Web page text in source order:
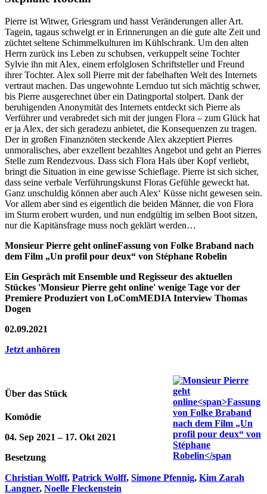
Pierre ist Witwer, Griesgram und hasst Veränderungen aller Art.
Tagein, tagaus schwelgt er in Erinnerungen an die gute alte Zeit und
züchtet seltene Schimmelkulturen im Kühlschrank. Um den alten
Herrn zurück ins Leben zu schubsen, verkuppelt seine Tochter
Sylvie ihn mit Alex, einem erfolglosen Schriftsteller und Freund
ihrer Tochter. Alex soll Pierre mit der fabelhaften Welt des Internets
vertraut machen. Das ungewohnte Lernduo tut sich mächtig schwer,
bis Pierre ausgerechnet über ein Datingportal stolpert. Dank der
beruhigenden Anonymität des Internets entdeckt sich Pierre als
Verführer und verabredet sich mit der jungen Flora – zum Glück hat
er ja Alex, der sich geradezu anbietet, die Konsequenzen zu tragen.
Der in großen Finanznöten steckende Alex akzeptiert Pierres
unmoralisches, aber exzellent bezahltes Angebot und geht an Pierres
Stelle zum Rendezvous. Dass sich Flora Hals über Kopf verliebt,
bringt die Situation in eine gewisse Schieflage. Pierre ist sich sicher,
dass seine verbale Verführungskunst Floras Gefühle geweckt hat.
Ganz unschuldig können aber auch Alex‘ Küsse nicht gewesen sein.
Vor allem aber sind es eigentlich die beiden Männer, die von Flora
im Sturm erobert wurden, und nun endgültig im selben Boot sitzen,
nur die Kapitänsfrage muss noch geklärt werden…
Monsieur Pierre geht onlineFassung von Folke Braband nach
dem Film „Un profil pour deux“ von Stéphane Robelin
Ein Gespräch mit Ensemble und Regisseur des aktuellen
Stückes 'Monsieur Pierre geht online' wenige Tage vor der
Premiere Produziert von LoComMEDIA Interview Thomas
Dogen
02.09.2021
Jetzt anhören
Über das Stück
Komödie
04. Sep 2021 – 17. Okt 2021
Besetzung
Christian Wolff, Patrick Wolff, Simone Pfennig, Kim Zarah
Langner, Noelle Fleckenstein